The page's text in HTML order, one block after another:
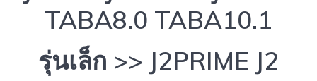
TABA8.0 TABA10.1
รุ่นเล็ก >> J2PRIME J2